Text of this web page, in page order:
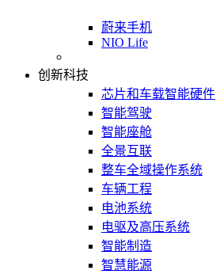
蔚来手机
NIO Life
创新科技
芯片和车载智能硬件
智能驾驶
智能座舱
全景互联
整车全域操作系统
车辆工程
电池系统
电驱及高压系统
智能制造
智慧能源